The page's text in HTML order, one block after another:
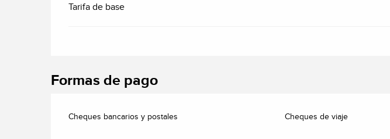
Tarifa de base
Formas de pago
Cheques bancarios y postales Cheques de viaje